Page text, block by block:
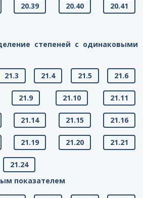
20.39 20.40 20.41
степеней с одинаковыми
21.3 21.4 21.5 21.6
21.9 21.10 21.11
21.14 21.15 21.16
21.19 21.20 21.21
21.24
показателем